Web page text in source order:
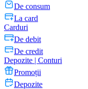
De consum
La card
Carduri
De debit
De credit
Depozite | Conturi
Promoții
Depozite